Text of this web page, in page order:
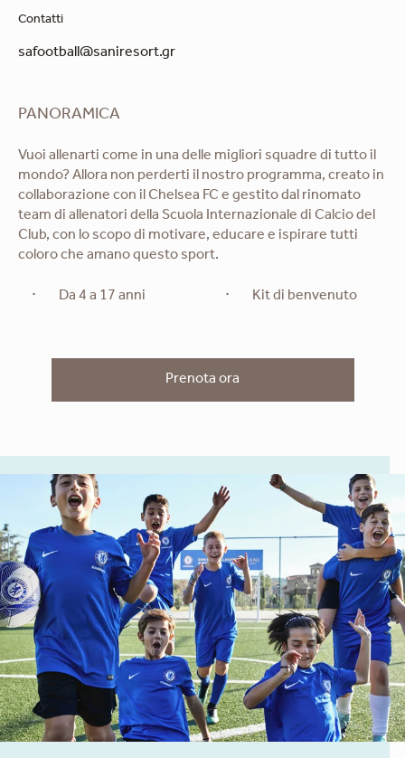
Contatti
safootball@saniresort.gr
PANORAMICA
Vuoi allenarti come in una delle migliori squadre di tutto il
mondo? Allora non perderti il nostro programma, creato in
collaborazione con il Chelsea FC e gestito dal rinomato
team di allenatori della Scuola Internazionale di Calcio del
Club, con lo scopo di motivare, educare e ispirare tutti
coloro che amano questo sport.
Da 4 a 17 anni Kit di benvenuto
Prenota ora